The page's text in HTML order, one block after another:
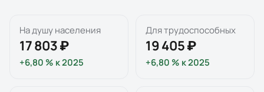
На душу населения
17 803 ₽
+6,80 % к2025
Для трудоспособных
19 405 ₽
+6,80 % к2025